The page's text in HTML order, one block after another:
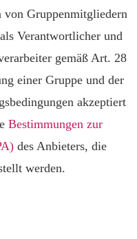
von Gruppenmitgliedern
Verantwortlicher und
gemäß Art. 28
einer Gruppe und der
akzeptiert
Bestimmungen zur
des Anbieters, die
werden.